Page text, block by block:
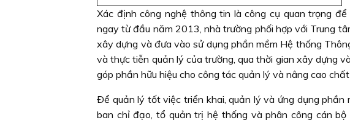
Xác định công nghệ thông tin là công cụ quan trọng
ngay từ đầu năm 2013, nhà trường phối hợp với Trung
xây dựng và đưa vào sử dụng phần mềm Hệ thống
và thực tiễn quản lý của trường, qua thời gian xây dựng
góp phần hữu hiệu cho công tác quản lý và nâng cao
Ðể quản lý tốt việc triển khai, quản lý và ứng dụng
ban chỉ đạo, tổ quản trị hệ thống và phân công cán